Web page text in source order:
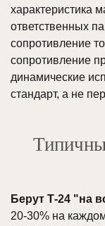
характеристика
ответственных
сопротивление
сопротивление
динамические
стандарт, а не
Берут Т-24 "на
20-30% на